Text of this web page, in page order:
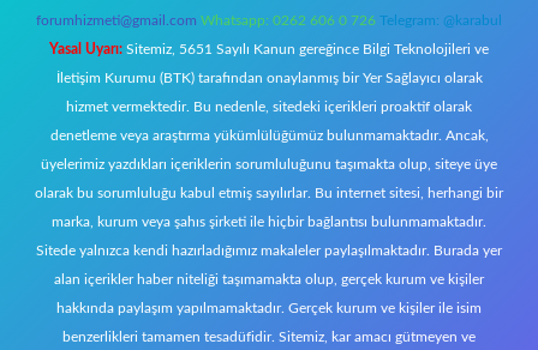
forumhizmeti@gmail.com Whatsapp: 0262 606 0 726 Telegram: @karabul
Yasal Uyarı: Sitemiz, 5651 Sayılı Kanun gereğince Bilgi Teknolojileri ve
İletişim Kurumu (BTK) tarafından onaylanmış bir Yer Sağlayıcı olarak
hizmet vermektedir. Bu nedenle, sitedeki içerikleri proaktif olarak
denetleme veya araştırma yükümlülüğümüz bulunmamaktadır. Ancak,
üyelerimiz yazdıkları içeriklerin sorumluluğunu taşımakta olup, siteye üye
olarak bu sorumluluğu kabul etmiş sayılırlar. Bu internet sitesi, herhangi bir
marka, kurum veya şahıs şirketi ile hiçbir bağlantısı bulunmamaktadır.
Sitede yalnızca kendi hazırladığımız makaleler paylaşılmaktadır. Burada yer
alan içerikler haber niteliği taşımamakta olup, gerçek kurum ve kişiler
hakkında paylaşım yapılmamaktadır. Gerçek kurum ve kişiler ile isim
benzerlikleri tamamen tesadüfidir. Sitemiz, kar amacı gütmeyen ve